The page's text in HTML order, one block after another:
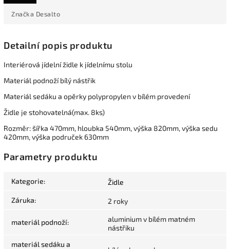
Značka Desalto
Detailní popis produktu
Interiérová jídelní židle k jídelnímu stolu
Materiál podnoží bílý nástřik
Materiál sedáku a opěrky polypropylen v bílém provedení
Židle je stohovatelná(max. 8ks)
Rozměr: šířka 470mm, hloubka 540mm, výška 820mm, výška sedu
420mm, výška područek 630mm
Parametry produktu
Kategorie: Židle
Záruka: 2 roky
materiál podnoží:
aluminium v bílém matném
nástřiku
materiál sedáku a